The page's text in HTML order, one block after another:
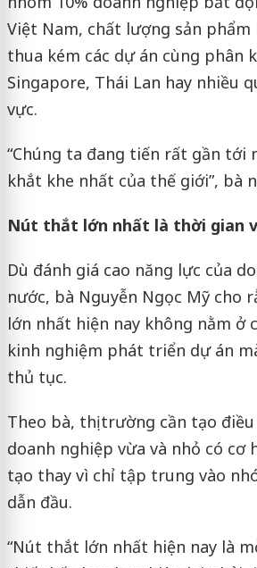
Việt Nam, chất lượng sản phẩm
thua kém các dự án cùng phân
Singapore, Thái Lan hay nhiều
vực.
“Chúng ta đang tiến rất gần tới
khắt khe nhất của thế giới”, bà
Nút thắt lớn nhất là thời gian
Dù đánh giá cao năng lực của
nước, bà Nguyễn Ngọc Mỹ cho
lớn nhất hiện nay không nằm ở
kinh nghiệm phát triển dự án
thủ tục.
Theo bà, thị trường cần tạo điều
doanh nghiệp vừa và nhỏ có cơ
tạo thay vì chỉ tập trung vào
dẫn đầu.
“Nút thắt lớn nhất hiện nay là